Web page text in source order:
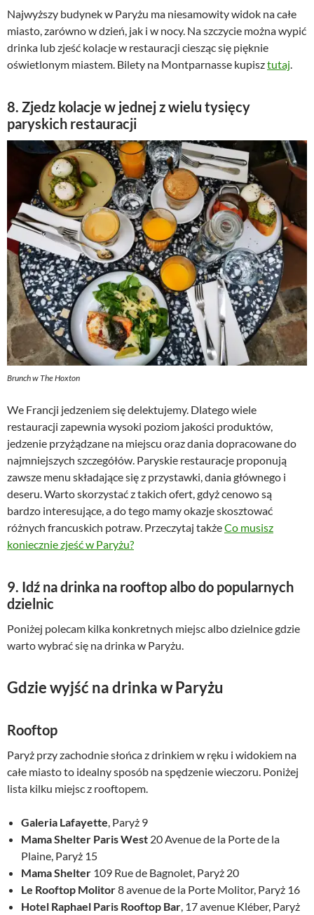
Najwyższy budynek w Paryżu ma niesamowity widok na całe
miasto, zarówno w dzień, jak i w nocy. Na szczycie można wypić
drinka lub zjeść kolacje w restauracji ciesząc się pięknie
oświetlonym miastem. Bilety na Montparnasse kupisztutaj
8. Zjedz kolacje w jednej z wielu tysięcy
paryskich restauracji
Brunch w The Hoxton
We Francji jedzeniem się delektujemy. Dlatego wiele
restauracji zapewnia wysoki poziom jakości produktów,
jedzenie przyżądzane na miejscu oraz dania dopracowane do
najmniejszych szczegółów. Paryskie restauracje proponują
zawsze menu składające się z przystawki, dania głównego i
deseru. Warto skorzystać z takich ofert, gdyż cenowo są
bardzo interesujące, a do tego mamy okazje skosztować
różnych francuskich potraw. Przeczytaj takżeCo musisz
koniecznie zjeść w Paryżu?
9. Idź na drinka na rooftop albo do popularnych
dzielnic
Poniżej polecam kilka konkretnych miejsc albo dzielnice gdzie
warto wybrać się na drinka w Paryżu.
Gdzie wyjść na drinka w Paryżu
Rooftop
Paryż przy zachodnie słońca z drinkiem w ręku i widokiem na
całe miasto to idealny sposób na spędzenie wieczoru. Poniżej
lista kilku miejsc z rooftopem.
Galeria Lafayette , Paryż 9
Mama Shelter Paris West 20 Avenue de la Porte de la
Plaine, Paryż 15
Mama Shelter 109 Rue de Bagnolet, Paryż 20
Le Rooftop Molitor8 avenue de la Porte Molitor, Paryż 16
Hotel Raphael Paris Rooftop Bar , 17 avenue Kléber, Paryż